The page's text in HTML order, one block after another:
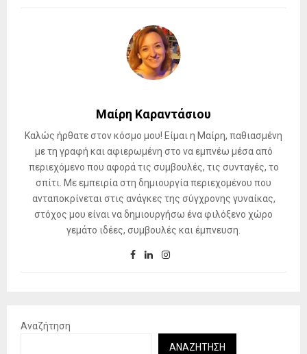
Μαίρη Καραντάσιου
Καλώς ήρθατε στον κόσμο μου! Είμαι η Μαίρη, παθιασμένη
με τη γραφή και αφιερωμένη στο να εμπνέω μέσα από
περιεχόμενο που αφορά τις συμβουλές, τις συνταγές, το
σπίτι. Με εμπειρία στη δημιουργία περιεχομένου που
ανταποκρίνεται στις ανάγκες της σύγχρονης γυναίκας,
στόχος μου είναι να δημιουργήσω ένα φιλόξενο χώρο
γεμάτο ιδέες, συμβουλές και έμπνευση.
Αναζήτηση
ΑΝΑΖΉΤΗΣΗ